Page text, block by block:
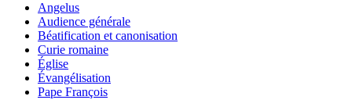
Angelus
Audience générale
Béatification et canonisation
Curie romaine
Église
Évangélisation
Pape François